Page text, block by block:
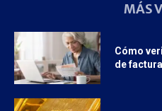
MÁS
Cómo
de